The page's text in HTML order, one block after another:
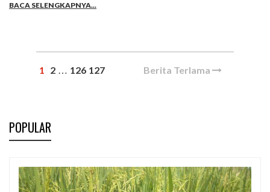
BACA SELENGKAPNYA...
1 2 … 126 127 Berita Terlama
POPULAR